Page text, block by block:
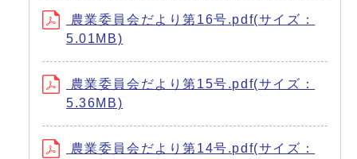
農業委員会だより第16号.pdf(サイズ：
5.01MB)
農業委員会だより第15号.pdf(サイズ：
5.36MB)
農業委員会だより第14号.pdf(サイズ：